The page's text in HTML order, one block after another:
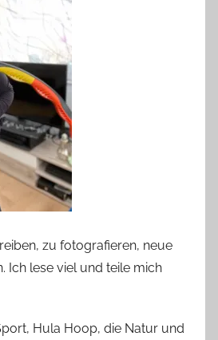
zu fotografieren, neue
Ich lese viel und teile mich
Hula Hoop, die Natur und